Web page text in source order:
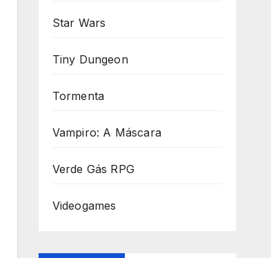
Star Wars
Tiny Dungeon
Tormenta
Vampiro: A Máscara
Verde Gás RPG
Videogames